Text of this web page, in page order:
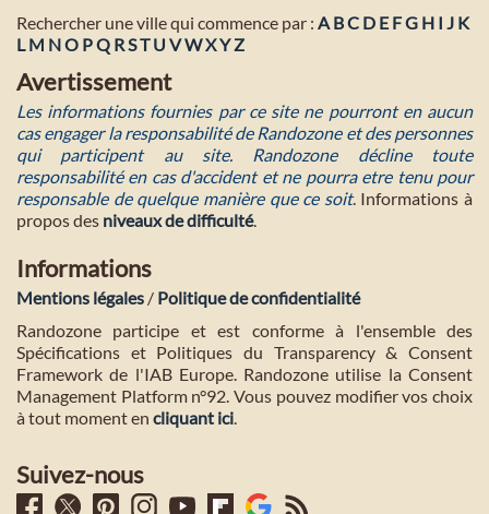
Rechercher une ville qui commence par : A BC D E FG H I J K
L M NO PQ RST U VWXYZ
Avertissement
Les informations fournies par ce site ne pourront en aucun
cas engager la responsabilité de Randozone et des personnes
qui participent au site. Randozone décline toute
responsabilité en cas d'accident et ne pourra etre tenu pour
responsable de quelque manière que ce soit. Informations à
propos des niveaux de difficulté.
Informations
Mentions légales / Politique de confidentialité
Randozone participe et est conforme à l'ensemble des
Spécifications et Politiques du Transparency & Consent
Framework de l'IAB Europe. Randozone utilise la Consent
Management Platform n°92. Vous pouvez modifier vos choix
à tout moment en cliquant ici.
Suivez-nous